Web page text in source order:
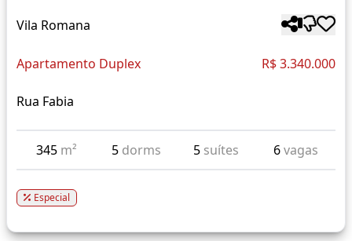
Vila Romana
Apartamento Duplex R$ 3.340.000
Rua Fabia
345 m² 5 dorms 5 suítes 6vagas
Especial